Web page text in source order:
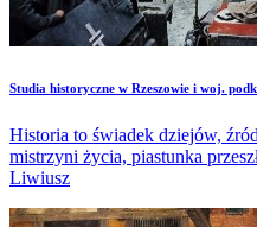
Studia historyczne w Rzeszowie i woj.
Historia to świadek dziejów,
mistrzyni życia, piastunka
Liwiusz